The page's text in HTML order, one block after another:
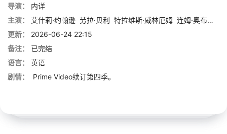
导演：
内详
主演：
艾什莉·约翰逊 劳拉·贝利 特拉维斯·威林厄姆 连姆·奥布赖恩
更新：
2026-06-24 22:15
备注：
已完结
语言：
英语
剧情：
Prime Video续订第四季。